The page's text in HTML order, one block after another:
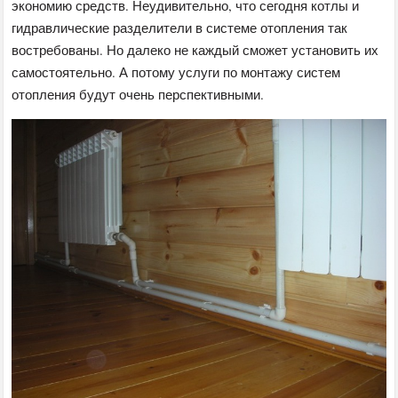
экономию средств. Неудивительно, что сегодня котлы и
гидравлические разделители в системе отопления так
востребованы. Но далеко не каждый сможет установить их
самостоятельно. А потому услуги по монтажу систем
отопления будут очень перспективными.